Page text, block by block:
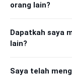
orang lain?
Dapatkah saya
lain?
Saya telah